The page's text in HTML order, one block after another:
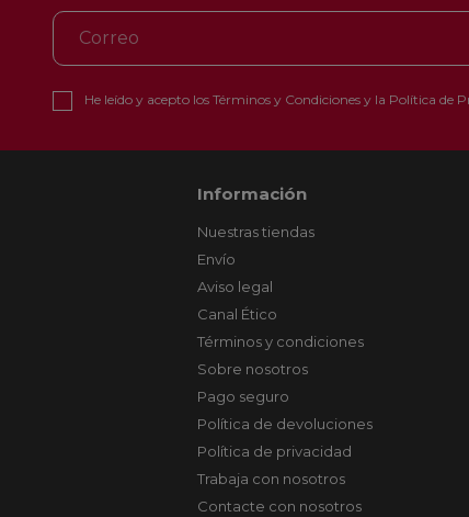
He leído y acepto los Términos y Condicionesy la Política de
Información
Nuestras tiendas
Envío
Aviso legal
Canal Ético
Términos y condiciones
Sobre nosotros
Pago seguro
Política de devoluciones
Política de privacidad
Trabaja con nosotros
Contacte con nosotros